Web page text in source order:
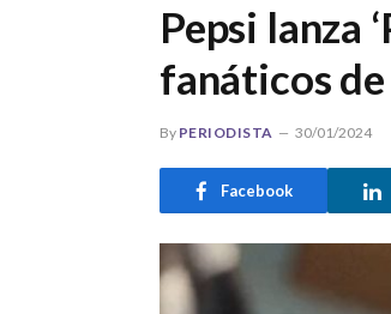
Pepsi lanza
fanáticos
By PERIODISTA 30/01/2024
Facebook